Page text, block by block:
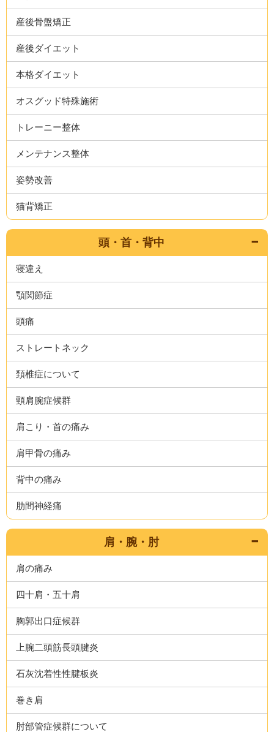
産後骨盤矯正
産後ダイエット
本格ダイエット
オスグッド特殊施術
トレーニー整体
メンテナンス整体
姿勢改善
猫背矯正
頭・首・背中
寝違え
顎関節症
頭痛
ストレートネック
頚椎症について
頸肩腕症候群
肩こり・首の痛み
肩甲骨の痛み
背中の痛み
肋間神経痛
肩・腕・肘
肩の痛み
四十肩・五十肩
胸郭出口症候群
上腕二頭筋長頭腱炎
石灰沈着性性腱板炎
巻き肩
肘部管症候群について